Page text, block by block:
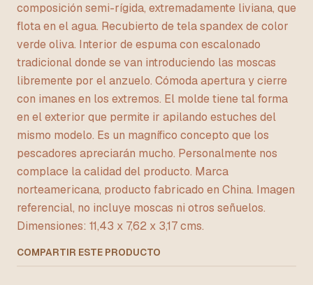
composición semi-rígida, extremadamente liviana, que
flota en el agua. Recubierto de tela spandex de color
verde oliva. Interior de espuma con escalonado
tradicional donde se van introduciendo las moscas
libremente por el anzuelo. Cómoda apertura y cierre
con imanes en los extremos. El molde tiene tal forma
en el exterior que permite ir apilando estuches del
mismo modelo. Es un magnífico concepto que los
pescadores apreciarán mucho. Personalmente nos
complace la calidad del producto. Marca
norteamericana, producto fabricado en China. Imagen
referencial, no incluye moscas ni otros señuelos.
Dimensiones: 11,43 x 7,62 x 3,17 cms.
COMPARTIR ESTE PRODUCTO